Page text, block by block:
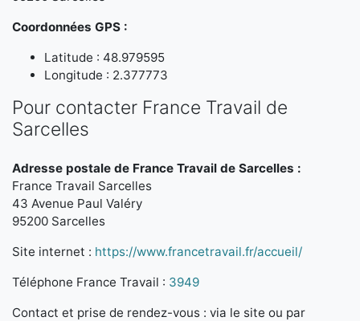
Coordonnées GPS :
Latitude : 48.979595
Longitude : 2.377773
Pour contacter France Travail de
Sarcelles
Adresse postale de France Travail de Sarcelles :
France Travail Sarcelles
43 Avenue Paul Valéry
95200 Sarcelles
Site internet : https://www.francetravail.fr/accueil/
Téléphone France Travail : 3949
Contact et prise de rendez-vous : via le site ou par